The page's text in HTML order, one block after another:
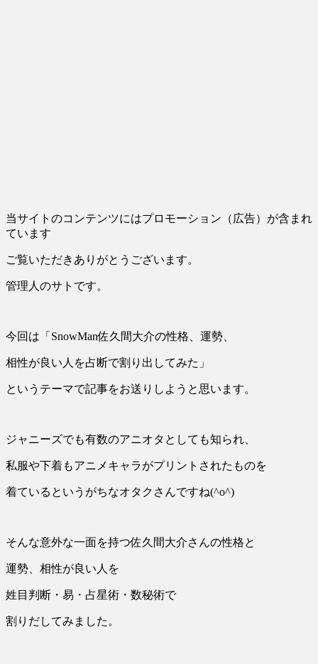
当サイトのコンテンツにはプロモーション（広告）が含まれ
ています
ご覧いただきありがとうございます。
管理人のサトです。
今回は「SnowMan佐久間大介の性格、運勢、
相性が良い人を占断で割り出してみた」
というテーマで記事をお送りしようと思います。
ジャニーズでも有数のアニオタとしても知られ、
私服や下着もアニメキャラがプリントされたものを
着ているというがちなオタクさんですね(^o^)
そんな意外な一面を持つ佐久間大介さんの性格と
運勢、相性が良い人を
姓目判断・易・占星術・数秘術で
割りだしてみました。